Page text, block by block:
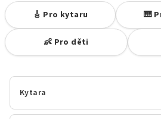
🎸 Pro kytaru 🎹
👶 Pro děti
Kytara